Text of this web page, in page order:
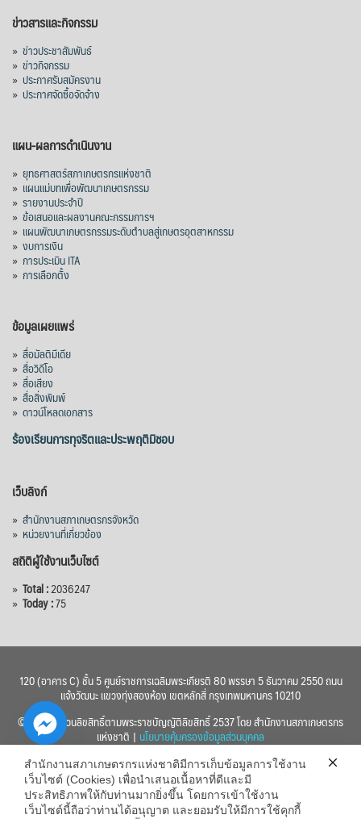
ข่าวสารและกิจกรรม
» ข่าวประชาสัมพันธ์
» ข่าวกิจกรรม
» ประกาศรับสมัครงาน
» ประกาศจัดซื้อจัดจ้าง
แผน-ผลการดำเนินงาน
» ยุทธศาสตร์สภาเกษตรกรแห่งชาติ
» แผนแม่บทเพื่อพัฒนาเกษตรกรรม
» รายงานประจำปี
» ข้อเสนอและผลงานคณะกรรมการฯ
» แผนพัฒนาเกษตรกรรมระดับตำบลสู่เกษตรอุตสาหกรรม
» งบการเงิน
» การประเมิน ITA
» การเลือกตั้ง
ข้อมูลเผยแพร่
» สื่อมัลติมีเดีย
» สื่อวิดีโอ
» สื่อเสียง
» สื่อสิ่งพิมพ์
» ดาวน์โหลดเอกสาร
ร้องเรียนการทุจริตและประพฤติมิชอบ
เว็บลิงก์
» สำนักงานสภาเกษตรกรจังหวัด
» หน่วยงานที่เกี่ยวข้อง
สถิติผู้ใช้งานเว็บไซต์
» Total :2036247
» Today :75
120 (อาคาร C) ชั้น 5 ศูนย์ราชการเฉลิมพระเกียรติ 80 พรรษา 5 ธันวาคม 2550 ถนน
แจ้งวัฒนะ แขวงทุ่งสองห้อง เขตหลักสี่ กรุงเทพมหานคร 10210
© 2560 สงวนลิขสิทธิ์ตามพระราชบัญญัติลิขสิทธิ์ 2537 โดย สำนักงานสภาเกษตรกร
แห่งชาติ | นโยบายคุ้มครองข้อมูลส่วนบุคคล
สำนักงานสภาเกษตรกรแห่งชาติมีการเก็บข้อมูลการใช้งาน
เว็บไซต์ (Cookies) เพื่อนำเสนอเนื้อหาที่ดีและมี
ประสิทธิภาพให้กับท่านมากยิ่งขึ้น โดยการเข้าใช้งาน
เว็บไซต์นี้ถือว่าท่านได้อนุญาต และยอมรับให้มีการใช้คุกกี้